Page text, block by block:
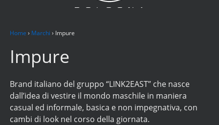
Home › Marchi › Impure
Impure
Brand italiano del gruppo “LINK2EAST” che nasce
dall’idea di vestire il mondo maschile in maniera
casual ed informale, basica e non impegnativa, con
cambi di look nel corso della giornata.